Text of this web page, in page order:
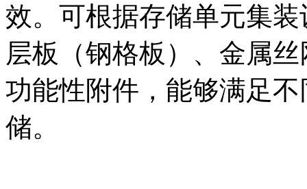
效。可根据存储单元集
层板（钢格板）、金属
功能性附件，能够满足
储。